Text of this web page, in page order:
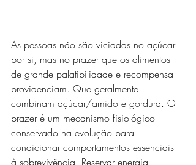
As pessoas não são viciadas no açúcar
por si, mas no prazer que os alimentos
de grande palatibilidade e recompensa
providenciam. Que geralmente
combinam açúcar/amido e gordura. O
prazer é um mecanismo fisiológico
conservado na evolução para
condicionar comportamentos essenciais
à sobrevivência. Reservar energia